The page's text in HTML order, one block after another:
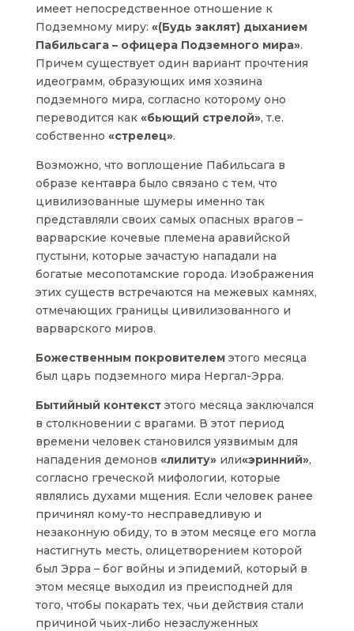
имеет непосредственное отношение к
Подземному миру: «(Будь заклят) дыханием
Пабильсага – офицера Подземного мира».
Причем существует один вариант прочтения
идеограмм, образующих имя хозяина
подземного мира, согласно которому оно
переводится как «бьющий стрелой», т.е.
собственно «стрелец».
Возможно, что воплощение Пабильсага в
образе кентавра было связано с тем, что
цивилизованные шумеры именно так
представляли своих самых опасных врагов –
варварские кочевые племена аравийской
пустыни, которые зачастую нападали на
богатые месопотамские города. Изображения
этих существ встречаются на межевых камнях,
отмечающих границы цивилизованного и
варварского миров.
Божественным покровителемэтого месяца
был царь подземного мира Нергал-Эрра.
Бытийный контекстэтого месяца заключался
в столкновении с врагами. В этот период
времени человек становился уязвимым для
нападения демонов «лилиту»или«эринний»,
согласно греческой мифологии, которые
являлись духами мщения. Если человек ранее
причинял кому-то несправедливую и
незаконную обиду, то в этом месяце его могла
настигнуть месть, олицетворением которой
был Эрра – бог войны и эпидемий, который в
этом месяце выходил из преисподней для
того, чтобы покарать тех, чьи действия стали
причиной чьих-либо незаслуженных